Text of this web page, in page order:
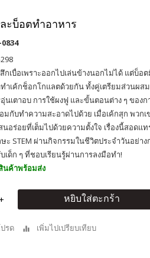
ะบ็อตทำอาหาร
เบื่อเพราะออกไปเล่นข้างนอกไม่ได้ แต่บ็อต
ำเค้กช็อกโกแลตด้วยกัน ทั้งคู่เตรียมส่วนผสม
นเตาอบ การใช้ผงฟู และขั้นตอนต่าง ๆ ของก
กับทำความสะอาดไปด้วย เมื่อเค้กสุก พวกเ
นอร่อยที่เต็มไปด้วยความตั้งใจ เรื่องนี้สอดแ
ะ STEM ผ่านกิจกรรมในชีวิตประจำวันอย่าง
เด็ก ๆ ที่ชอบเรียนรู้ผ่านการลงมือทำ!
นค้าพร้อมส่ง
หยิบใส่ตะกร้า
รด เพิ่มไปเปรียบเทียบ